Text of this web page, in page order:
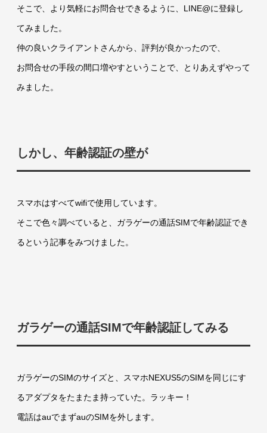
そこで、より気軽にお問合せできるように、LINE@に登録し
てみました。
仲の良いクライアントさんから、評判が良かったので、
お問合せの手段の間口増やすということで、とりあえずやって
みました。
しかし、年齢認証の壁が
スマホはすべてwifiで使用しています。
そこで色々調べていると、ガラゲーの通話SIMで年齢認証でき
るという記事をみつけました。
ガラゲーの通話SIMで年齢認証してみる
ガラゲーのSIMのサイズと、スマホNEXUS5のSIMを同じにす
るアダプタをたまたま持っていた。ラッキー！
電話はauでまずauのSIMを外します。